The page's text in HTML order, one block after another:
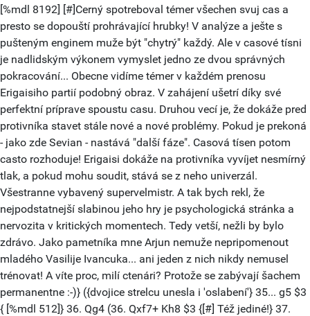
[%mdl 8192] [#]Cerný spotreboval témer všechen svuj cas a
presto se dopouští prohrávající hrubky! V analýze a ješte s
pušteným enginem muže být "chytrý" každý. Ale v casové tísni
je nadlidským výkonem vymyslet jedno ze dvou správných
pokracování... Obecne vidíme témer v každém prenosu
Erigaisiho partií podobný obraz. V zahájení ušetrí díky své
perfektní príprave spoustu casu. Druhou vecí je, že dokáže pred
protivníka stavet stále nové a nové problémy. Pokud je prekoná
- jako zde Sevian - nastává "další fáze". Casová tísen potom
casto rozhoduje! Erigaisi dokáže na protivníka vyvíjet nesmírný
tlak, a pokud mohu soudit, stává se z neho univerzál.
Všestranne vybavený supervelmistr. A tak bych rekl, že
nejpodstatnejší slabinou jeho hry je psychologická stránka a
nervozita v kritických momentech. Tedy vetší, nežli by bylo
zdrávo. Jako pametníka mne Arjun nemuže nepripomenout
mladého Vasilije Ivancuka... ani jeden z nich nikdy nemusel
trénovat! A víte proc, milí ctenári? Protože se zabývají šachem
permanentne :-)} ({dvojice strelcu unesla i 'oslabení'} 35... g5 $3
{ [%mdl 512]} 36. Qg4 (36. Qxf7+ Kh8 $3 {[#] Též jediné!} 37.